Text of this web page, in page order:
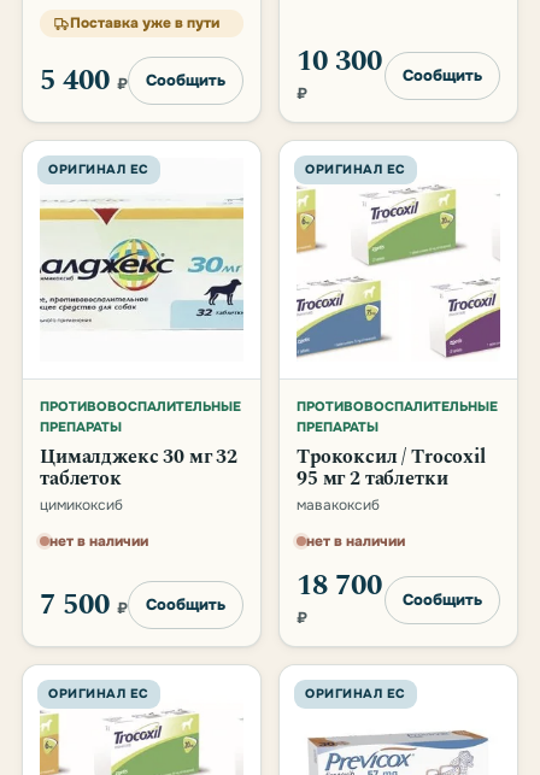
Поставка уже в пути
5 400 ₽ Сообщить 10 300
₽
Сообщить
ОРИГИНАЛ ЕС
ПРОТИВОВОСПАЛИТЕЛЬНЫЕ
ПРЕПАРАТЫ
Цималджекс 30 мг 32
таблеток
цимикоксиб
нет в наличии
7 500 ₽ Сообщить
ОРИГИНАЛ ЕС
ПРОТИВОВОСПАЛИТЕЛЬНЫЕ
ПРЕПАРАТЫ
Трококсил / Trocoxil
95 мг 2 таблетки
мавакоксиб
нет в наличии
18 700
₽
Сообщить
ОРИГИНАЛ ЕС ОРИГИНАЛ ЕС